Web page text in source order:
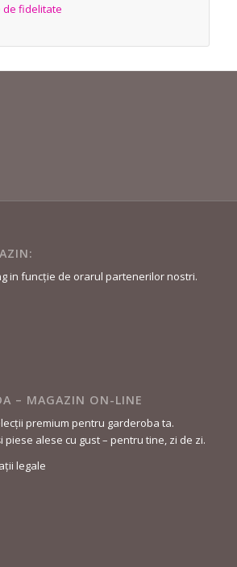
de fidelitate
in funcție de orarul partenerilor nostri.
– MAGAZIN ON-LINE
premium pentru garderoba ta.
alese cu gust – pentru tine, zi de zi.
legale